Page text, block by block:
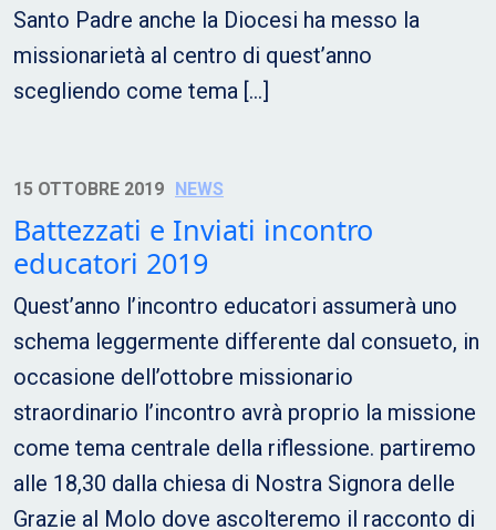
Santo Padre anche la Diocesi ha messo la
missionarietà al centro di quest’anno
scegliendo come tema […]
15 OTTOBRE 2019 NEWS
Battezzati e Inviati incontro
educatori 2019
Quest’anno l’incontro educatori assumerà uno
schema leggermente differente dal consueto, in
occasione dell’ottobre missionario
straordinario l’incontro avrà proprio la missione
come tema centrale della riflessione. partiremo
alle 18,30 dalla chiesa di Nostra Signora delle
Grazie al Molo dove ascolteremo il racconto di